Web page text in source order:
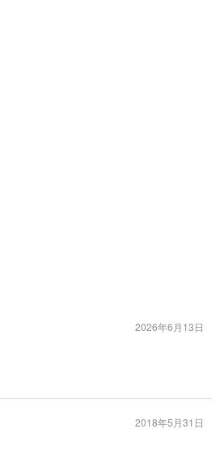
2026年6月13日
2018年5月31日